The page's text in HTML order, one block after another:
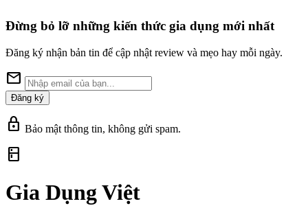
Đừng bỏ lỡ những kiến thức gia dụng mới nhất
Đăng ký nhận bản tin để cập nhật review và mẹo hay mỗi ngày.
mail
Đăng ký
lock Bảo mật thông tin, không gửi spam.
kitchen
Gia Dụng Việt